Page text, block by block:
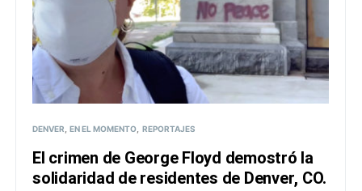
DENVER EN EL MOMENTO REPORTAJES
El crimen de George Floyd demostró la
solidaridad de residentes de Denver, CO.